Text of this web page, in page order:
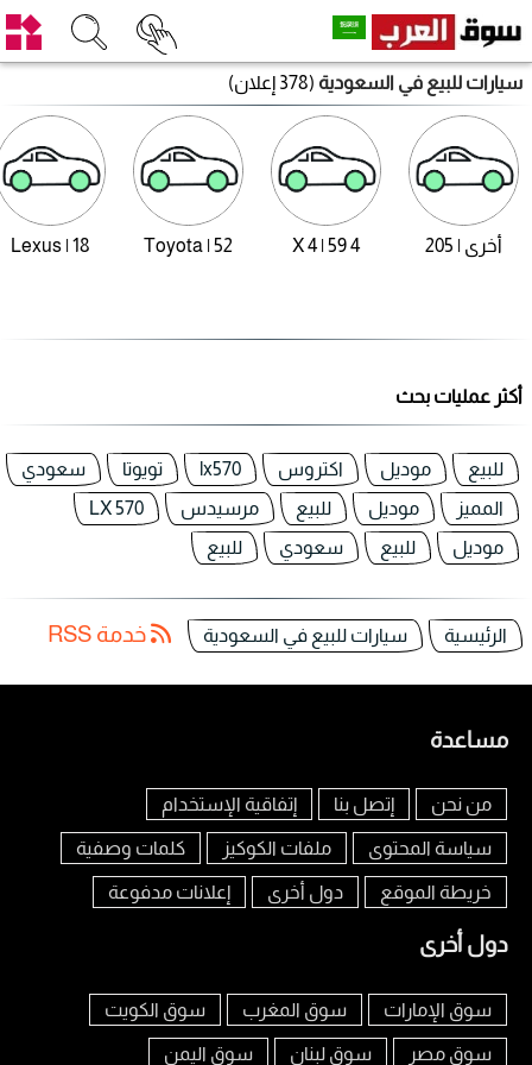
سيارات للبيع في السعودية (378 إعلان)
أخرى | 205 4 X 4 | 59
Toyota | 52
Lexus | 18
أكثر عمليات بحث
للبيع موديل اكتروس lx570 تويوتا
سعودي
المميز
موديل للبيع مرسيدس
LX 570
موديل
للبيع سعودي للبيع
الرئيسية سيارات للبيع في السعودية خدمة RSS
مساعدة
من نحن إتصل بنا إتفاقية الإستخدام
سياسة المحتوى ملفات الكوكيز كلمات وصفية
خريطة الموقع دول أخرى إعلانات مدفوعة
دول أخرى
سوق الإمارات سوق المغرب سوق الكويت
سوق مصر سوق لبنان سوق اليمن